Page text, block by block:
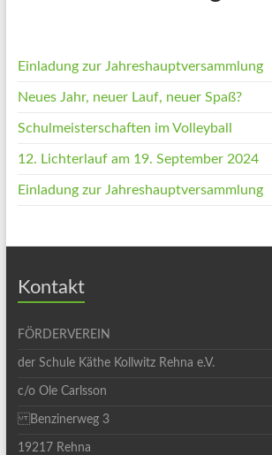
Einladung zur Jahreshauptversammlung
Neues Jahr, neuer Lauf, neuer Spaß?
Schulmeisterschaften im Volleyball
12. Lichterlauf am 19. September 2024
Einladung zur Jahreshauptversammlung
Kontakt
FÖRDERVEREIN
der Schule Käthe Kollwitz Rehna e.V.
c/o Ole Carlsson
Benzinerweg 3
19217 Rehna